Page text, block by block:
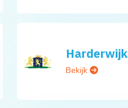
Harderwijk
Bekijk